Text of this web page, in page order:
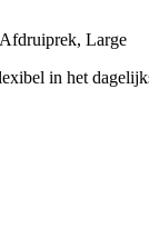
Large
in het